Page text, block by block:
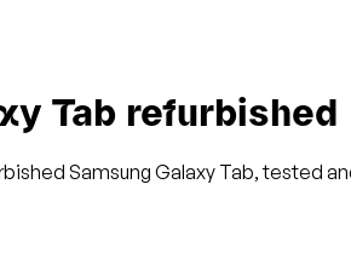
Tab refurbished
Samsung Galaxy Tab, tested